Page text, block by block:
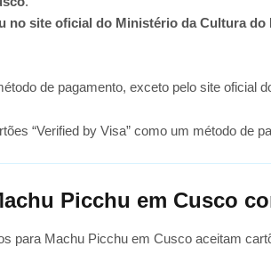
no site oficial do Ministério da Cultura do
de pagamento, exceto pelo site oficial
“Verified by Visa” como um método de
Picchu em Cusco
para Machu Picchu em Cusco aceitam